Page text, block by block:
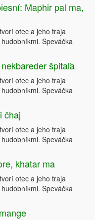
Maphir pal ma,
otec a jeho traja
Speváčka
špitaľa
otec a jeho traja
Speváčka
čhaj
otec a jeho traja
Speváčka
khatar ma
otec a jeho traja
Speváčka